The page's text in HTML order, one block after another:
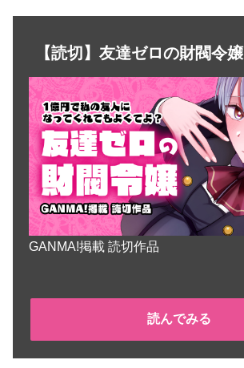
【読切】友達ゼロの財閥令嬢
GANMA!掲載 読切作品
読んでみる